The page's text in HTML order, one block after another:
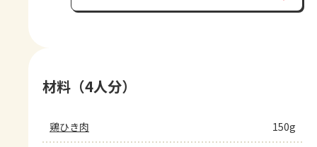
保存済み
材料（4人分）
鶏ひき肉 150g